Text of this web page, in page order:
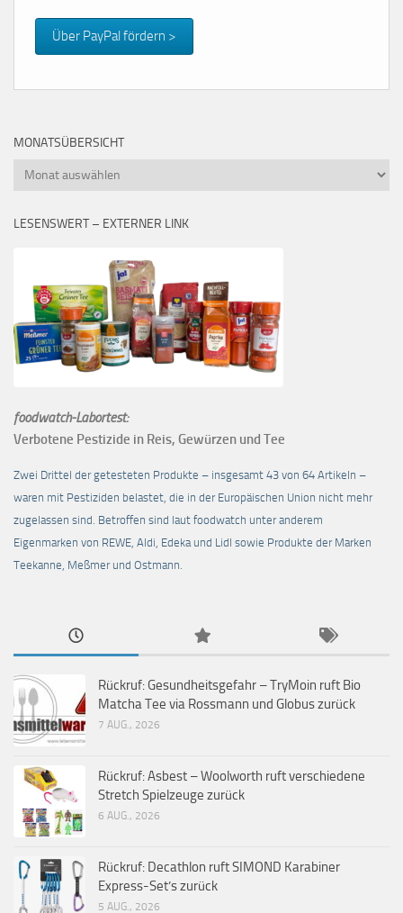
Über PayPal fördern >
MONATSÜBERSICHT
Monatsübersicht
LESENSWERT – EXTERNER LINK
foodwatch-Labortest:
Verbotene Pestizide in Reis, Gewürzen und Tee
Zwei Drittel der getesteten Produkte – insgesamt 43 von 64 Artikeln –
waren mit Pestiziden belastet, die in der Europäischen Union nicht mehr
zugelassen sind. Betroffen sind laut foodwatch unter anderem
Eigenmarken von REWE, Aldi, Edeka und Lidl sowie Produkte der Marken
Teekanne, Meßmer und Ostmann.
Rückruf: Gesundheitsgefahr – TryMoin ruft Bio
Matcha Tee via Rossmann und Globus zurück
7 AUG., 2026
Rückruf: Asbest – Woolworth ruft verschiedene
Stretch Spielzeuge zurück
6 AUG., 2026
Rückruf: Decathlon ruft SIMOND Karabiner
Express-Set’s zurück
5 AUG., 2026